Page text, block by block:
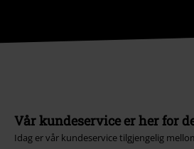
Vår kundeservice er her for
Idag er vår kundeservice tilgjengelig